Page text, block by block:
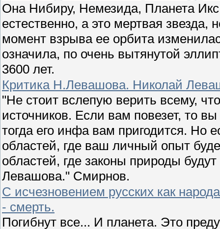
Она Нибиру, Немезида, Планета
естественно, а это мертвая звезда,
момент взрыва ее орбита
означила, по очень вытянутой
3600 лет.
Критика Н.Левашова. Николай
"Не стоит вслепую верить всему,
источников. Если вам повезет, то
тогда его инфа вам пригодится. Но
областей, где ваш личный опыт
областей, где законы природы
Левашова." Смирнов.
С исчезновением русских как
- смерть.
Погибнут все... И планета. Это